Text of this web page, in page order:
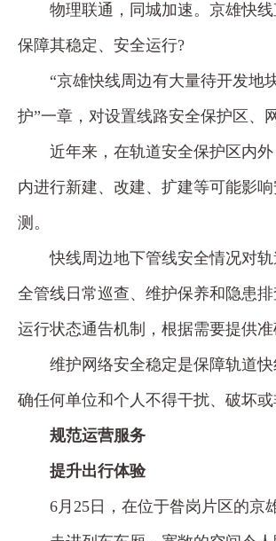
物理联通，同城加速。京雄快
保障其稳定、安全运行?
“京雄快线周边有大量待开发地
护”一章，对设置线路安全保护区、
近年来，在轨道安全保护区内
内进行新建、改建、扩建等可能影
测。
快线周边地下管线安全情况对
全管线日常巡查、维护保养和隐患
运行状态通告机制，根据需要提供
维护网络安全稳定是保障轨道
确任何单位和个人不得干扰、破坏
规范运营服务
提升出行体验
6月25日，在位于昝岗片区的京